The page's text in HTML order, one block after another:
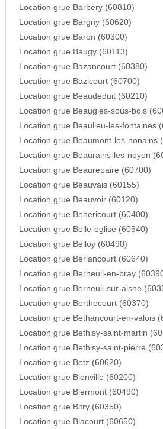
Location grue Barbery (60810)
Location grue Bargny (60620)
Location grue Baron (60300)
Location grue Baugy (60113)
Location grue Bazancourt (60380)
Location grue Bazicourt (60700)
Location grue Beaudeduit (60210)
Location grue Beaugies-sous-bois
Location grue Beaulieu-les-fontaines
Location grue Beaumont-les-nonains
Location grue Beaurains-les-noyon
Location grue Beaurepaire (60700)
Location grue Beauvais (60155)
Location grue Beauvoir (60120)
Location grue Behericourt (60400)
Location grue Belle-eglise (60540)
Location grue Belloy (60490)
Location grue Berlancourt (60640)
Location grue Berneuil-en-bray
Location grue Berneuil-sur-aisne
Location grue Berthecourt (60370)
Location grue Bethancourt-en-valois
Location grue Bethisy-saint-martin
Location grue Bethisy-saint-pierre
Location grue Betz (60620)
Location grue Bienville (60200)
Location grue Biermont (60490)
Location grue Bitry (60350)
Location grue Blacourt (60650)